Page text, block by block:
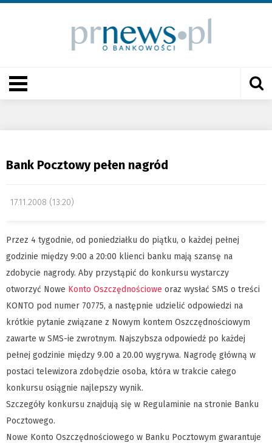
Bank Pocztowy pełen nagród
17.11.2008 (13:20)
Przez 4 tygodnie, od poniedziałku do piątku, o każdej pełnej
godzinie między 9:00 a 20:00 klienci banku mają szansę na
zdobycie nagrody. Aby przystąpić do konkursu wystarczy
otworzyć Nowe Konto Oszczędnościowe oraz wysłać SMS o treści
KONTO pod numer 70775, a następnie udzielić odpowiedzi na
krótkie pytanie związane z Nowym kontem Oszczędnościowym
zawarte w SMS-ie zwrotnym. Najszybsza odpowiedź po każdej
pełnej godzinie między 9.00 a 20.00 wygrywa. Nagrodę główną w
postaci telewizora zdobędzie osoba, która w trakcie całego
konkursu osiągnie najlepszy wynik.
Szczegóły konkursu znajdują się w Regulaminie na stronie Banku
Pocztowego.
Nowe Konto Oszczędnościowego w Banku Pocztowym gwarantuje